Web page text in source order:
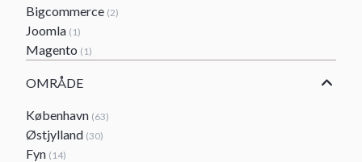
Bigcommerce (2)
Joomla (1)
Magento (1)
OMRÅDE
København (63)
Østjylland (30)
Fyn (14)